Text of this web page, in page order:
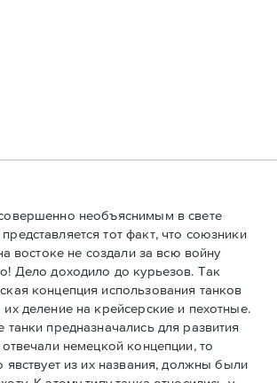
необъяснимым в свете
тот факт, что союзники
востоке не создали за всю войну
Дело доходило до курьезов. Так
концепция использования танков
их деление на крейсерские и пехотные.
танки предназначались для развития
немецкой концепции, то
явствует из их названия, должны были